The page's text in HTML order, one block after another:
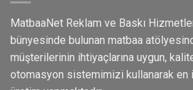
MatbaaNet Reklam ve Baskı
bünyesinde bulunan matbaa
müşterilerinin ihtiyaçlarına uygun,
otomasyon sistemimizi kullanarak en